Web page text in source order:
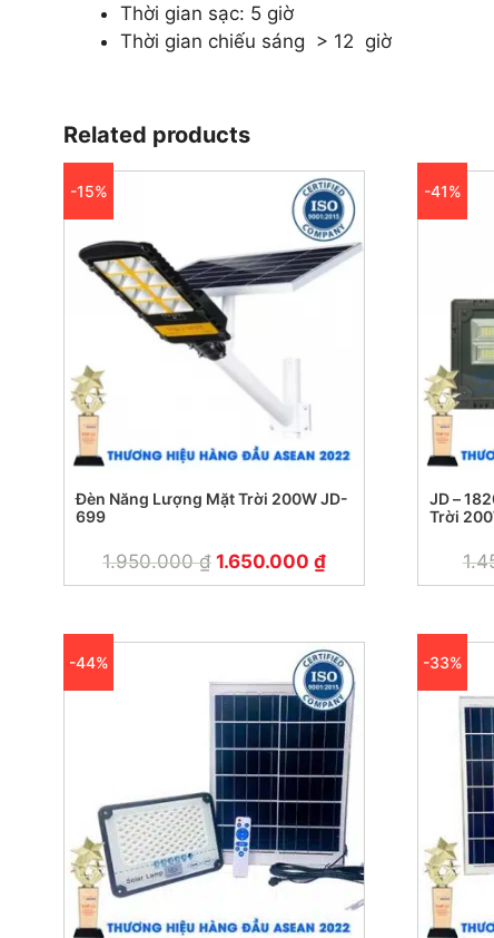
Thời gian sạc: 5 giờ
Thời gian chiếu sáng > 12 giờ
Related products
-15%
Đèn Năng Lượng Mặt Trời 200W JD-
699
1.950.000₫ 1.650.000₫
-41%
JD –
Trời
-44% -33%